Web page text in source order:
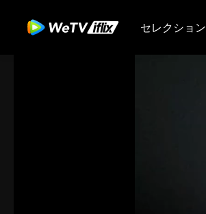
セレクション